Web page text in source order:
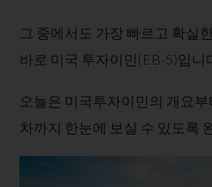
그 중에서도 가장 빠르고 확실
바로 미국 투자이민(EB-5)​입니
오늘은 미국투자이민의 개요부
차까지 한눈에 보실 수 있도록